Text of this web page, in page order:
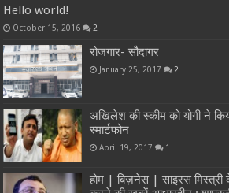
Hello world!
October 15, 2016 2
रोजगार- सौदागर
January 25, 2017 2
अखिलेश की स्कीम को योगी ने
स्मार्टफोन
April 19, 2017 1
होम | बिज़नेस | साइरस मिस्त्री